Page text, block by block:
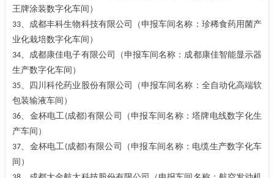
王牌涂装数字化车间）
33、成都丰科生物科技有限公司（申报车间名称：珍稀食药用菌产
业化栽培数字化车间）
34、成都康佳电子有限公司（申报车间名称：成都康佳智能显示器
生产数字化车间）
35、四川科伦药业股份有限公司（申报车间名称：全自动化高端软
包装输液车间）
36、金杯电工(成都)有限公司（申报车间名称：塔牌电线数字化生
产车间）
37、金杯电工(成都)有限公司（申报车间名称：电缆生产数字化车
间）